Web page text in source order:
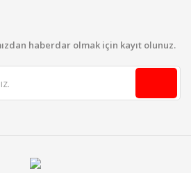
haberdar olmak için kayıt olunuz.